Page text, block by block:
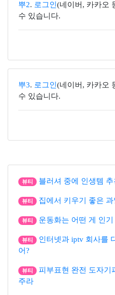
뿌2. 로그인 (네이버, 카카오
수 있습니다.
뿌3. 로그인 (네이버, 카카오
수 있습니다.
뷰티 블러셔 중에 인생템 추
뷰티 집에서 키우기 좋은 과
뷰티 운동화는 어떤 게 인기
뷰티
인터넷과 iptv 회사를
어?
뷰티
피부표현 완전 도자기
주라